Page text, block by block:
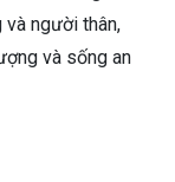
người thân,
và sống an